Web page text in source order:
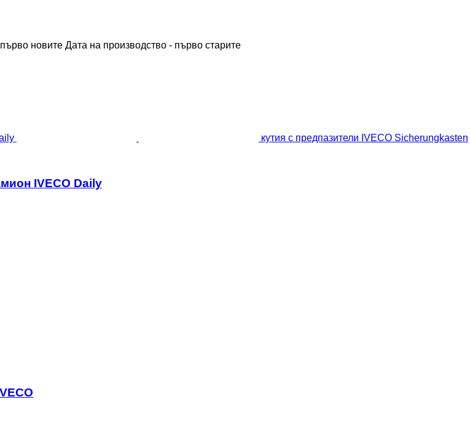
новите Дата на производство - първо старите
кутия с предпазители IVECO Sicherungkasten
IVECO Daily